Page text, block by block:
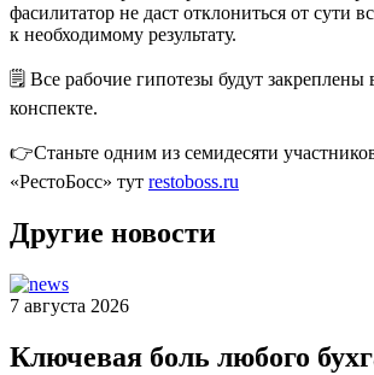
фасилитатор не даст отклониться от сути
к необходимому результату.
🗒 Все рабочие гипотезы будут закреплены
конспекте.
👉Станьте одним из семидесяти
«РестоБосс» тут restoboss.ru
Другие новости
7 августа 2026
Ключевая боль любого